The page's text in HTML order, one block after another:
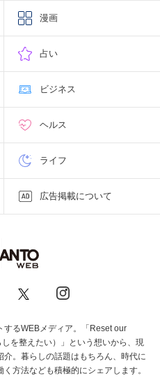
漫画
占い
ビジネス
ヘルス
ライフ
広告掲載について
するWEBメディア。「Reset our
を整えたい）」という想いから、現
。暮らしの話題はもちろん、時代に
方法なども積極的にシェアします。